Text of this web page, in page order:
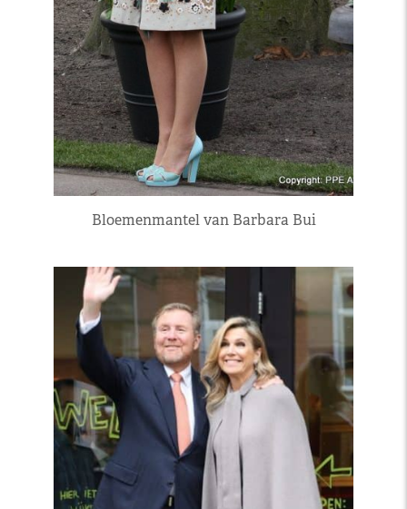
Bloemenmantel van Barbara Bui